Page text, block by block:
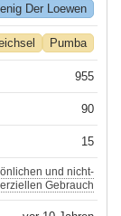
Der Loewen
Pumba
955
90
15
und nicht-
Gebrauch